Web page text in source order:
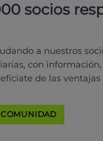
socios
a nuestros
con información,
de las